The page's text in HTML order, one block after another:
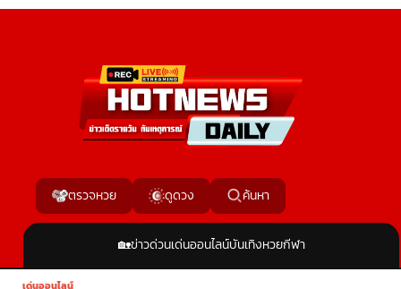
ตรวจหวย ดูดวง ค้นหา
🏡ข่าวด่วนเด่นออนไลน์บันเทิงหวยกีฬา
เด่นออนไลน์